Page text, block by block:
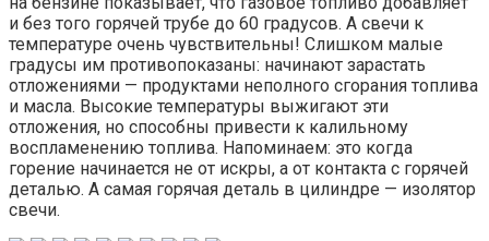
и без того горячей трубе до 60 градусов. А свечи к
температуре очень чувствительны! Слишком малые
градусы им противопоказаны: начинают зарастать
отложениями — продуктами неполного сгорания топлива
и масла. Высокие температуры выжигают эти
отложения, но способны привести к калильному
воспламенению топлива. Напоминаем: это когда
горение начинается не от искры, а от контакта с горячей
деталью. А самая горячая деталь в цилиндре — изолятор
свечи.